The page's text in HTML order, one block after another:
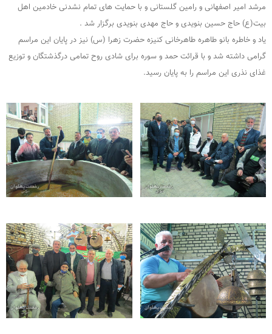
مرشد امیر اصفهانی و رامین گلستانی و با حمایت های تمام نشدنی خادمین اهل
بیت(ع) حاج حسین بنویدی و حاج مهدی بنویدی برگزار شد .
یاد و خاطره بانو طاهره طاهرخانی کنیزه حضرت زهرا (س) نیز در پایان این مراسم
گرامی داشته شد و با قرائت حمد و سوره برای شادی روح تمامی درگذشتگان و توزیع
غذای نذری این مراسم را به پایان رسید.